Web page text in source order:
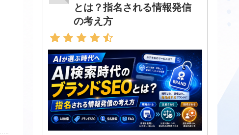
とは？指名される情報発信
の考え方